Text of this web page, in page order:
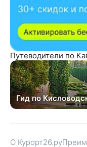
Путеводители по
Гид по
О Курорт26.ру